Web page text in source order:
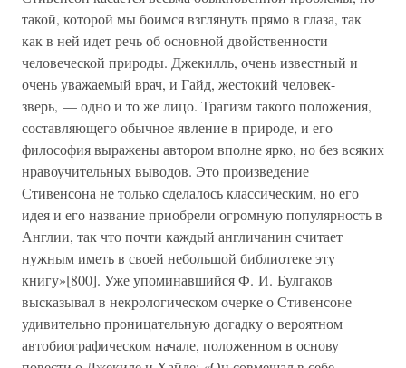
такой, которой мы боимся взглянуть прямо в глаза, так
как в ней идет речь об основной двойственности
человеческой природы. Джекилль, очень известный и
очень уважаемый врач, и Гайд, жестокий человек-
зверь, — одно и то же лицо. Трагизм такого положения,
составляющего обычное явление в природе, и его
философия выражены автором вполне ярко, но без всяких
нравоучительных выводов. Это произведение
Стивенсона не только сделалось классическим, но его
идея и его название приобрели огромную популярность в
Англии, так что почти каждый англичанин считает
нужным иметь в своей небольшой библиотеке эту
книгу»[800]. Уже упоминавшийся Ф. И. Булгаков
высказывал в некрологическом очерке о Стивенсоне
удивительно проницательную догадку о вероятном
автобиографическом начале, положенном в основу